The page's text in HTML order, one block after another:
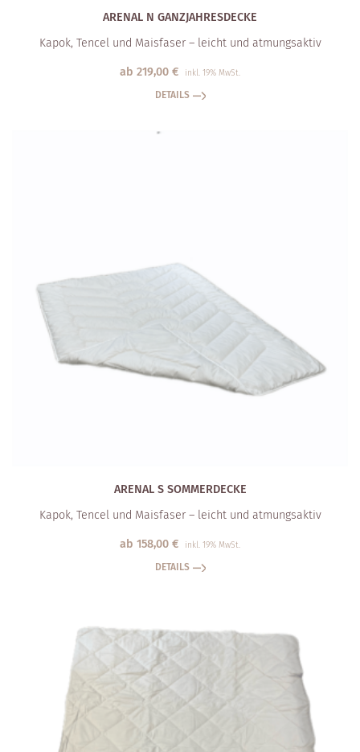
ARENAL N GANZJAHRESDECKE
Kapok, Tencel und Maisfaser – leicht und atmungsaktiv
ab 219,00 € inkl. 19% MwSt.
DETAILS
ARENAL S SOMMERDECKE
Kapok, Tencel und Maisfaser – leicht und atmungsaktiv
ab 158,00 € inkl. 19% MwSt.
DETAILS